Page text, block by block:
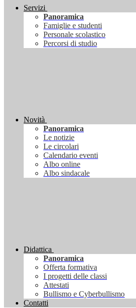
Servizi
Panoramica
Famiglie e studenti
Personale scolastico
Percorsi di studio
Novità
Panoramica
Le notizie
Le circolari
Calendario eventi
Albo online
Albo sindacale
Didattica
Panoramica
Offerta formativa
I progetti delle classi
Attestati
Bullismo e Cyberbullismo
Contatti